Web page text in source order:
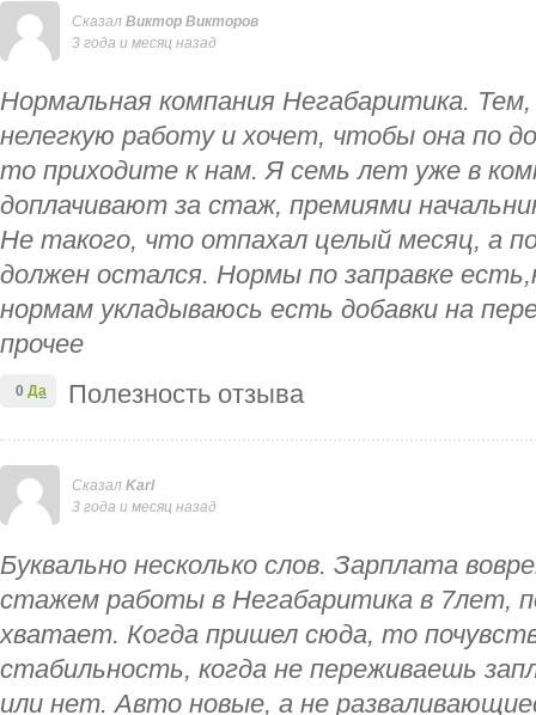
Сказал Виктор Викторов
3 года и месяц назад
Нормальная компания Негабаритика.
нелегкую работу и хочет, чтобы она по
то приходите к нам. Я семь лет уже в
доплачивают за стаж, премиями
Не такого, что отпахал целый месяц, а
должен остался. Нормы по заправке
нормам укладываюсь есть добавки на
прочее
Полезность отзыва
0 Да
Сказал Karl
3 года и месяц назад
Буквально несколько слов. Зарплата
стажем работы в Негабаритика в 7лет,
хватает. Когда пришел сюда, то
стабильность, когда не переживаешь
или нет. Авто новые, а не